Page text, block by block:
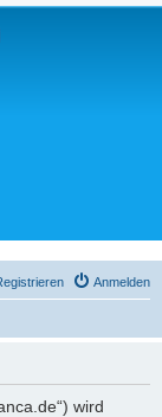
Anmelden
wird